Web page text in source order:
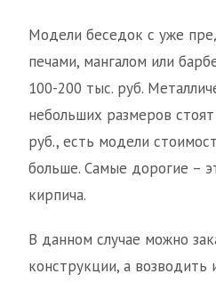
Модели беседок с уже
печами, мангалом или
100-200 тыс. руб.
небольших размеров
руб., есть модели
больше. Самые дорогие –
кирпича.
В данном случае можно
конструкции, а возводить